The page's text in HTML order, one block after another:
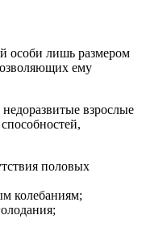
особи лишь размером
ему
взрослые
половых
колебаниям;